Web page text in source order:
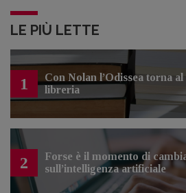
LE PIÙ LETTE
1
Con Nolan l’Odissea torna
libreria
2
Forse è il momento di
sull’intelligenza artificiale